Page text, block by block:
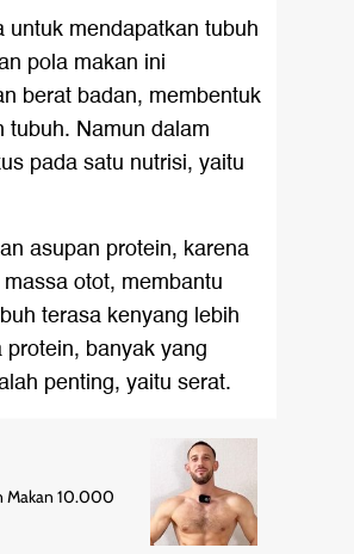
mendapatkan tubuh
pola makan ini
berat badan, membentuk
Namun dalam
pada satu nutrisi, yaitu
asupan protein, karena
otot, membantu
terasa kenyang lebih
banyak yang
penting, yaitu serat.
Makan 10.000